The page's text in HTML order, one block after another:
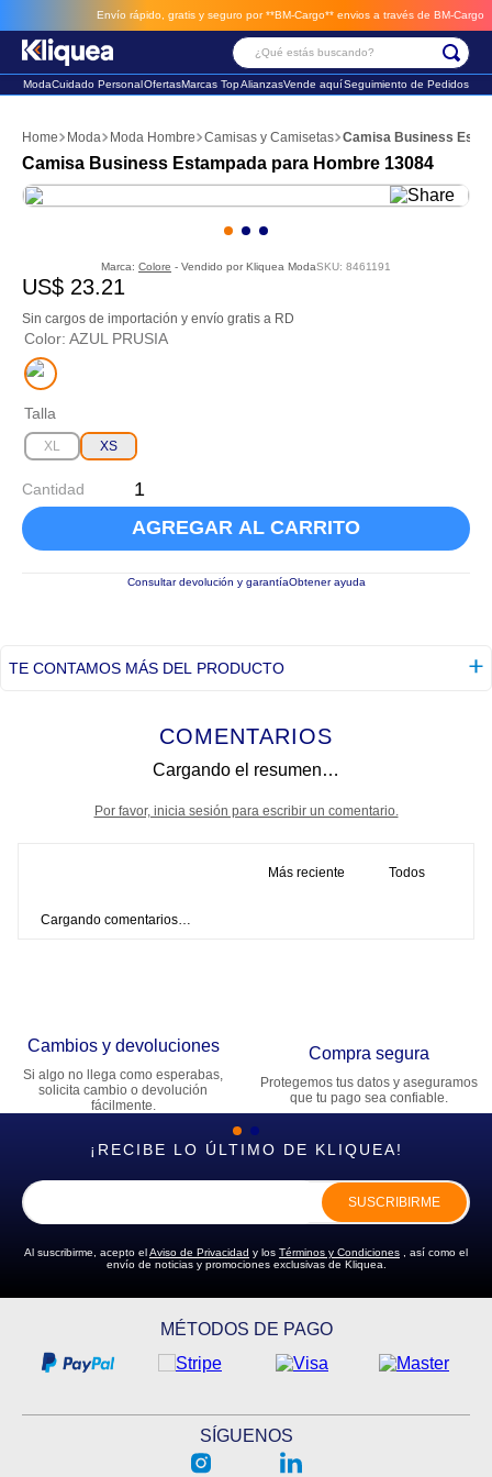
Envío rápido, gratis y seguro por **BM-Cargo** envios a través de BM-Cargo
¿Qué estás buscando?
ModaCuidado PersonalOfertasMarcas TopAlianzasVende aquíSeguimiento de Pedidos
Moda Moda Hombre Camisas y Camisetas Camisa Business
Camisa Business Estampada para Hombre 13084
Marca: Colore - Vendido por Kliquea ModaSKU: 8461191
US$ 23.21
Sin cargos de importación y envío gratis a RD
Color: AZUL PRUSIA
Talla
XL XS
Cantidad
AGREGAR AL CARRITO
Consultar devolución y garantíaObtener ayuda
TE CONTAMOS MÁS DEL PRODUCTO
COMENTARIOS
Cargando el resumen…
Por favor, inicia sesión para escribir un comentario.
Más reciente Todos
Cargando comentarios…
Cambios y devoluciones
Si algo no llega como esperabas,
solicita cambio o devolución
fácilmente.
Compra segura
Protegemos tus datos y aseguramos
que tu pago sea confiable.
¡RECIBE LO ÚLTIMO DE KLIQUEA!
SUSCRIBIRME
Al suscribirme, acepto elAviso de Privacidad y los Términos y Condiciones , así como el
envío de noticias y promociones exclusivas de Kliquea.
MÉTODOS DE PAGO
SÍGUENOS
2. sandalia